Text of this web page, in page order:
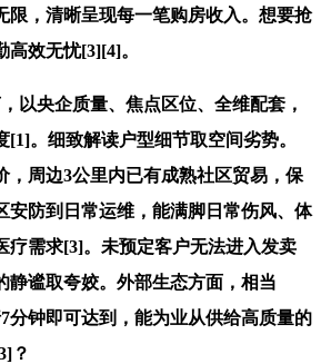
限，清晰呈现每一笔购房收入。想要抢
效无忧[3][4]。
央企质量、焦点区位、全维配套，
。细致解读户型细节取空间劣势。
，周边3公里内已有成熟社区贸易，保
安防到日常运维，能满脚日常伤风、体
疗需求[3]。未预定客户无法进入发卖
静谧取夸姣。外部生态方面，相当
分钟即可达到，能为业从供给高质量的
？